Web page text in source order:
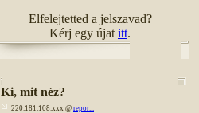
Elfelejtetted a jelszavad?
Kérj egy újat itt.
Ki, mit néz?
220.181.108.xxx @ repor...